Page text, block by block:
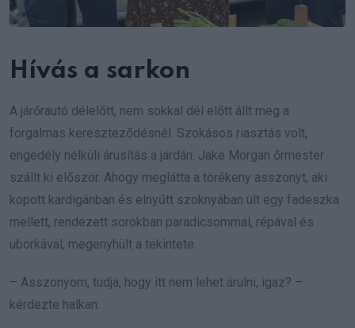
Hívás a sarkon
A járőrautó délelőtt, nem sokkal dél előtt állt meg a
forgalmas kereszteződésnél. Szokásos riasztás volt,
engedély nélküli árusítás a járdán. Jake Morgan őrmester
szállt ki először. Ahogy meglátta a törékeny asszonyt, aki
kopott kardigánban és elnyűtt szoknyában ült egy fadeszka
mellett, rendezett sorokban paradicsommal, répával és
uborkával, megenyhült a tekintete.
– Asszonyom, tudja, hogy itt nem lehet árulni, igaz? –
kérdezte halkan.